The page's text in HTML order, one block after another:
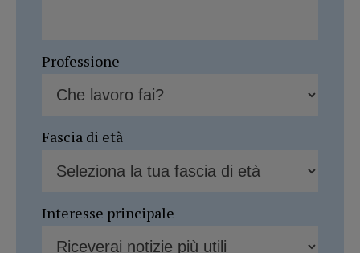
Professione
Fascia di età
Interesse principale